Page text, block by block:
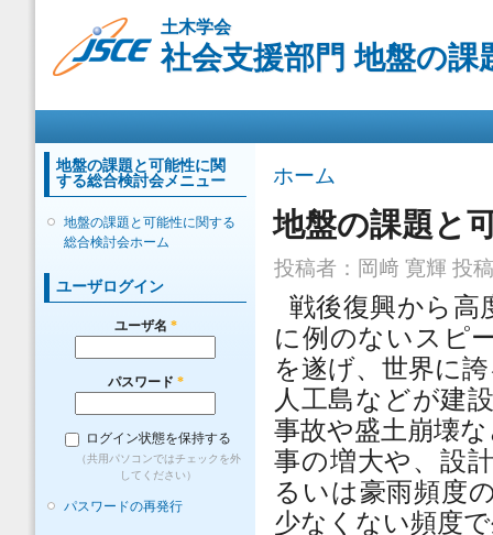
ン
コ
動
土木学会
社会支援部門 地盤の
地盤の課題と可能性に関
する総合検討会メニュー
地盤の課題と可能性に関する
総合検討会ホーム
ユーザログイン
ユーザ名 *
パスワード *
ログイン状態を保持する
（共用パソコンではチェックを外
してください）
パスワードの再発行
現在地
ホーム
地盤の課題と
投稿者： 岡﨑 寛輝 投
戦後復興から高
に例のないスピ
を遂げ、世界に
人工島などが建
事故や盛土崩壊
事の増大や、設
るいは豪雨頻度
少なくない頻度